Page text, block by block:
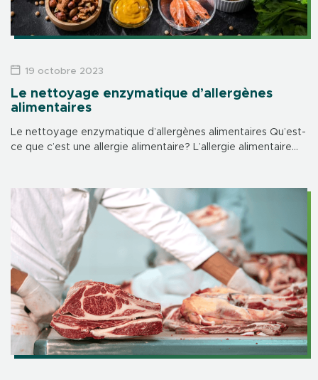
Le nettoyage enzymatique d’allergènes
alimentaires
Le nettoyage enzymatique d’allergènes alimentaires Qu’est-
ce que c’est une allergie alimentaire? L’allergie alimentaire
19 octobre 2023